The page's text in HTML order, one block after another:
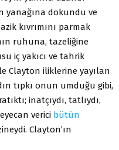
yanağına dokundu ve
kıvrımını parmak
ruhuna, tazeliğine
iç yakıcı ve tahrik
Clayton iliklerine yayılan
tıpkı onun umduğu gibi,
inatçıydı, tatlıydı,
verici bütün
Clayton’ın